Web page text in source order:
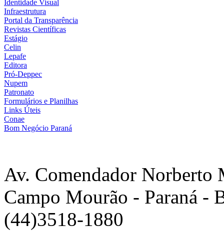
Identidade Visual
Infraestrutura
Portal da Transparência
Revistas Científicas
Estágio
Celin
Lepafe
Editora
Pró-Deppec
Nupem
Patronato
Formulários e Planilhas
Links Úteis
Conae
Bom Negócio Paraná
Av. Comendador Norberto
Campo Mourão - Paraná -
(44)3518-1880